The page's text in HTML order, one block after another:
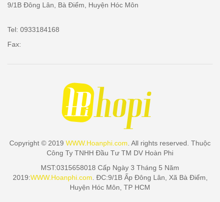
9/1B Đông Lân, Bà Điểm, Huyện Hóc Môn
Tel: 0933184168
Fax:
Copyright © 2019 WWW.Hoanphi.com . All rights reserved. Thuộc
Công Ty TNHH Đầu Tư TM DV Hoàn Phi
MST:0315658018 Cấp Ngày 3 Tháng 5 Năm
2019:WWW.Hoanphi.com . ĐC:9/1B Ấp Đông Lân, Xã Bà Điểm,
Huyện Hóc Môn, TP HCM